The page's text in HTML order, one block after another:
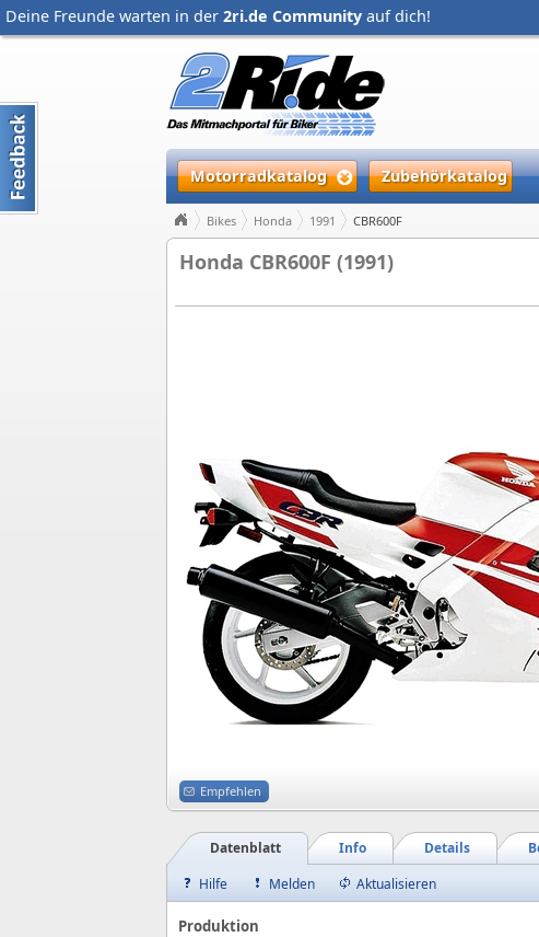
Deine Freunde warten in der 2ri.de Community auf dich!
Motorradkatalog Zubehörkatalog
Bikes Honda 1991 CBR600F
Honda CBR600F (1991)
Empfehlen
Details
Info
Datenblatt
Hilfe Melden Aktualisieren
Produktion